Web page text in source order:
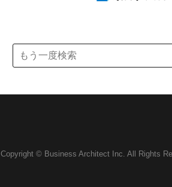
Copyright © Business Architect Inc. All Rights